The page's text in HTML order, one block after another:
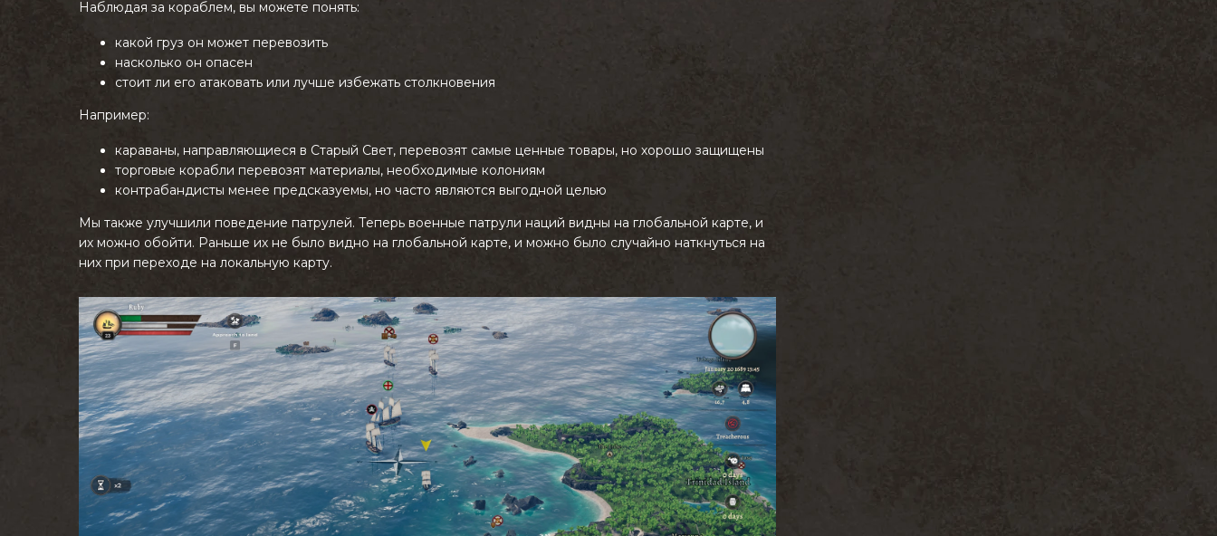
Наблюдая за кораблем, вы можете понять:
какой груз он может перевозить
насколько он опасен
стоит ли его атаковать или лучше избежать столкновения
Например:
караваны, направляющиеся в Старый Свет, перевозят самые ценные товары, но хорошо защищены
торговые корабли перевозят материалы, необходимые колониям
контрабандисты менее предсказуемы, но часто являются выгодной целью
Мы также улучшили поведение патрулей. Теперь военные патрули наций видны на глобальной карте, и
их можно обойти. Раньше их не было видно на глобальной карте, и можно было случайно наткнуться на
них при переходе на локальную карту.